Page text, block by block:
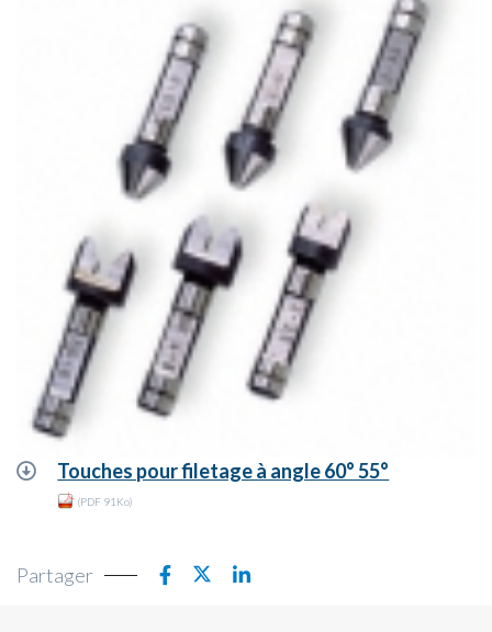
Touches pour filetage à angle 60° 55°
(PDF 91Ko)
Partager